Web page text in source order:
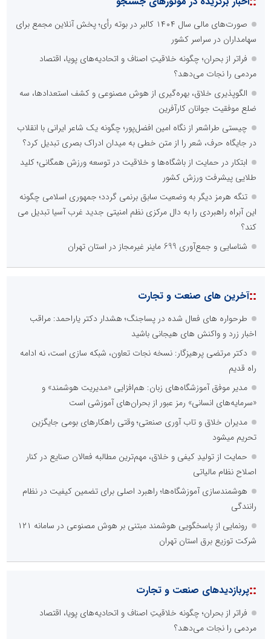
صورت‌های مالی سال ۱۴۰۴ کالبر در بوته رأی؛ پخش آنلاین مجمع برای
سهامداران در سراسر کشور
فراتر از بحران؛ چگونه خلاقیتِ اصناف و اتحادیه‌های پویا، اقتصاد
مردمی را نجات می‌دهد؟
الگوپذیری خلاق، بهره‌گیری از هوش مصنوعی و کشف استعدادها، سه
ضلع موفقیت جوانان کارآفرین
چیستی طراشعر از نگاه امین افضل‌پور؛ چگونه یک شاعر ایرانی با انقلاب
در جایگاه حرف، شعر را از متن خطی به میدان ادراک بصری تبدیل کرد؟
ابتکار در حمایت از باشگاه‌ها و خلاقیت در توسعه ورزش همگانی؛ کلید
طلایی پیشرفت ورزش کشور
تنگه هرمز دیگر به وضعیت سابق برنمی گردد؛ جمهوری اسلامی چگونه
این آبراه راهبردی را به دال مرکزی نظم امنیتی جدید غرب آسیا تبدیل می
کند؟
شناسایی و جمع‌آوری 699 ماینر غیرمجاز در استان تهران
::آخرین های صنعت و تجارت
طرحواره های فعال شده در پساجنگ؛ هشدار دکتر یاراحمد: مراقب
اخبار زرد و واکنش های هیجانی باشید
دکتر مرتضی پرهیزگار: نسخه نجات تعاون، شبکه سازی است، نه ادامه
راه قدیم
مدیر موفق آموزشگاه‌های زبان: هم‌افزایی «مدیریت هوشمند» و
«سرمایه‌های انسانی» رمز عبور از بحران‌های آموزشی است
مدیران خلاق و تاب آوری صنعتی؛ وقتی راهکارهای بومی جایگزین
تحریم میشود
حمایت از تولیدِ کیفی و خلاق، مهم‌ترین مطالبه فعالان صنایع در کنار
اصلاح نظام مالیاتی
هوشمندسازی آموزشگاه‌ها؛ راهبرد اصلی برای تضمین کیفیت در نظام
رانندگی
رونمایی از پاسخگویی هوشمند مبتنی بر هوش مصنوعی در سامانه ۱۲۱
شرکت توزیع برق استان تهران
::پربازدیدهای صنعت و تجارت
فراتر از بحران؛ چگونه خلاقیتِ اصناف و اتحادیه‌های پویا، اقتصاد
مردمی را نجات می‌دهد؟